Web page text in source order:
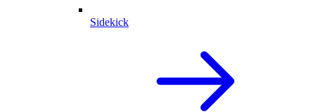
Sidekick